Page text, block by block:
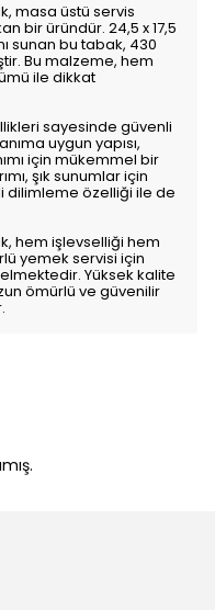
masa üstü servis
bir üründür. 24,5 x 17,5
sunan bu tabak, 430
Bu malzeme, hem
ile dikkat
sayesinde güvenli
uygun yapısı,
için mükemmel bir
şık sunumlar için
dilimleme özelliği ile de
hem işlevselliği hem
yemek servisi için
Yüksek kalite
ömürlü ve güvenilir